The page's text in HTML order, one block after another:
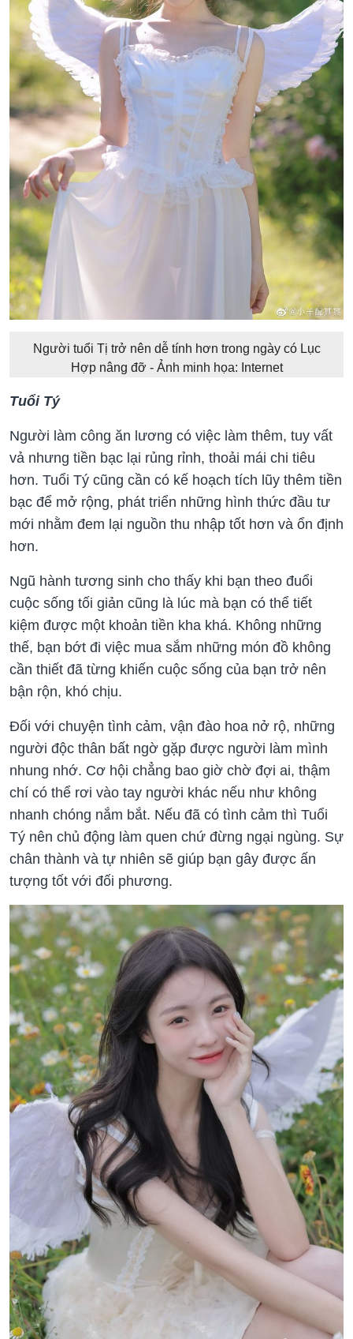
Người tuổi Tị trở nên dễ tính hơn trong ngày có Lục
Hợp nâng đỡ - Ảnh minh họa: Internet
Tuổi Tý
Người làm công ăn lương có việc làm thêm, tuy vất
vả nhưng tiền bạc lại rủng rỉnh, thoải mái chi tiêu
hơn. Tuổi Tý cũng cần có kế hoạch tích lũy thêm tiền
bạc để mở rộng, phát triển những hình thức đầu tư
mới nhằm đem lại nguồn thu nhập tốt hơn và ổn định
hơn.
Ngũ hành tương sinh cho thấy khi bạn theo đuổi
cuộc sống tối giản cũng là lúc mà bạn có thể tiết
kiệm được một khoản tiền kha khá. Không những
thế, bạn bớt đi việc mua sắm những món đồ không
cần thiết đã từng khiến cuộc sống của bạn trở nên
bận rộn, khó chịu.
Đối với chuyện tình cảm, vận đào hoa nở rộ, những
người độc thân bất ngờ gặp được người làm mình
nhung nhớ. Cơ hội chẳng bao giờ chờ đợi ai, thậm
chí có thể rơi vào tay người khác nếu như không
nhanh chóng nắm bắt. Nếu đã có tình cảm thì Tuổi
Tý nên chủ động làm quen chứ đừng ngại ngùng. Sự
chân thành và tự nhiên sẽ giúp bạn gây được ấn
tượng tốt với đối phương.